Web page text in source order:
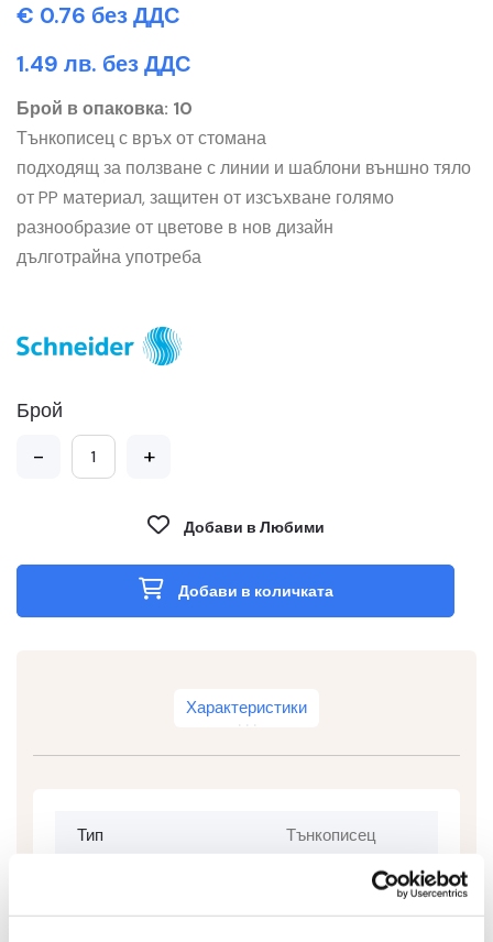
€ 0.76 без ДДС
1.49 лв. без ДДС
Брой в опаковка: 10
Тънкописец с връх от стомана
подходящ за ползване с линии и шаблони външно тяло
от PP материал, защитен от изсъхване голямо
разнообразие от цветове в нов дизайн
дълготрайна употреба
Брой
- +
Добави в Любими
Добави в количката
Характеристики
Тип Тънкописец
Водоустойчиво